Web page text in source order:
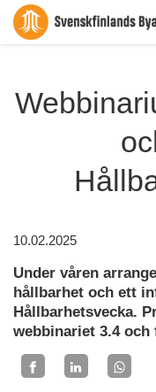
10.02.2025
Under våren
hållbarhet och ett
Hållbarhetsvecka.
webbinariet 3.4 och